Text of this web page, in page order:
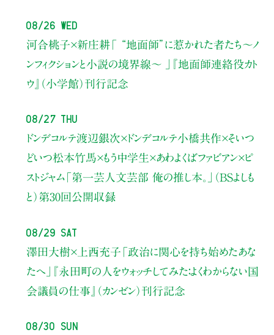
08/26 Wed
河合桃子×新庄耕「 “地面師”に惹かれた者たち〜ノ
ンフィクションと小説の境界線〜 」
『地面師連絡役カト
ウ』（小学館）刊行記念
08/27 Thu
ドンデコルテ渡辺銀次×ドンデコルテ小橋共作×そいつ
どいつ松本竹馬×もう中学生×あわよくばファビアン×ピ
ストジャム「第一芸人文芸部 俺の推し本。」（BSよしも
と） 第30回公開収録
08/29 Sat
澤田大樹×上西充子 「政治に関心を持ち始めたあな
たへ」
『永田町の人をウォッチしてみた：よくわからない国
会議員の仕事』（カンゼン）刊行記念
08/30 Sun